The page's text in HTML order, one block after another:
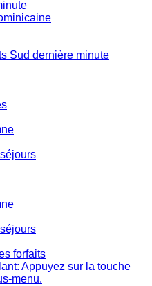
Sud dernière minute
forfaits
Appuyez sur la touche
menu.